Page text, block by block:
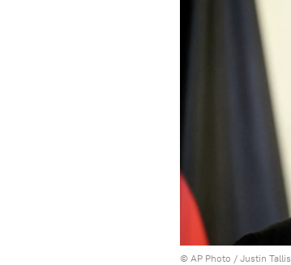
© AP Photo / Justin Tallis